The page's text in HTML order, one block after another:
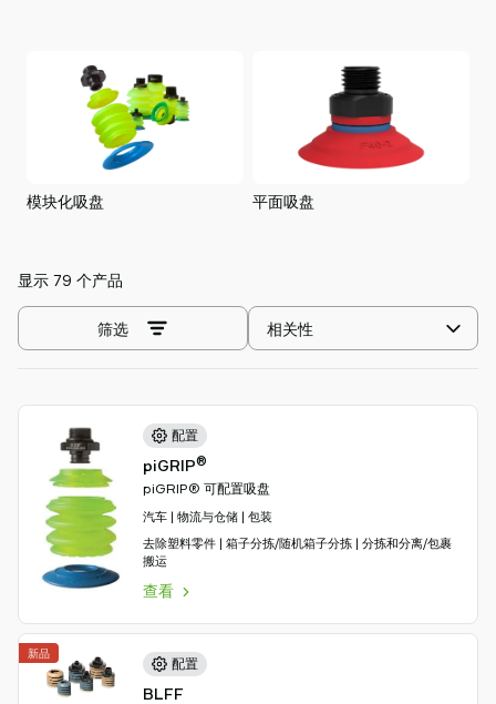
模块化吸盘 平面吸盘
显示 79 个产品
选
择
筛选
配置
piGRIP®
piGRIP® 可配置吸盘
汽车 | 物流与仓储 | 包装
去除塑料零件 | 箱子分拣/随机箱子分拣 | 分拣和分离/包裹
搬运
查看
配置
BLFF
新品
我
持
寻
Old
shop